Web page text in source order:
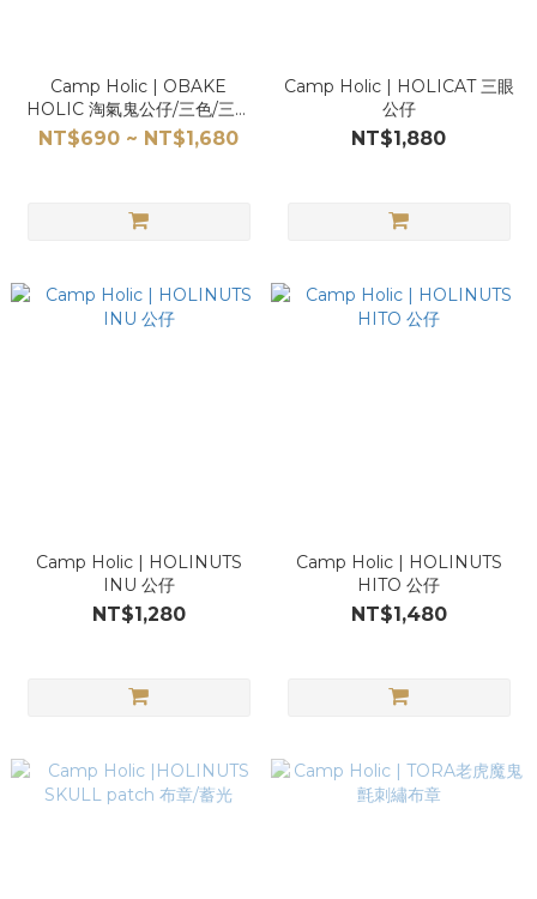
Camp Holic | OBAKE
HOLIC 淘氣鬼公仔/三色/三尺
寸
NT$690 ~ NT$1,680
Camp Holic | HOLICAT 三眼
公仔
NT$1,880
Camp Holic | HOLINUTS
INU 公仔
NT$1,280
Camp Holic | HOLINUTS
HITO 公仔
NT$1,480